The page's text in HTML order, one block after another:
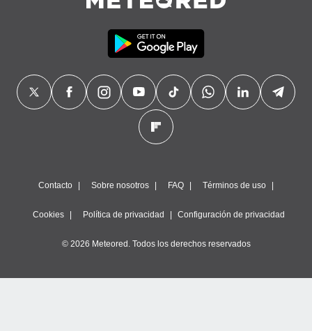
Contacto Sobre nosotros FAQ Términos de uso
Cookies Política de privacidad Configuración de privacidad
© 2026 Meteored. Todos los derechos reservados